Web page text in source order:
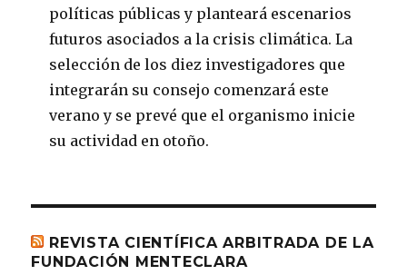
políticas públicas y planteará escenarios
futuros asociados a la crisis climática. La
selección de los diez investigadores que
integrarán su consejo comenzará este
verano y se prevé que el organismo inicie
su actividad en otoño.
REVISTA CIENTÍFICA ARBITRADA DE LA
FUNDACIÓN MENTECLARA